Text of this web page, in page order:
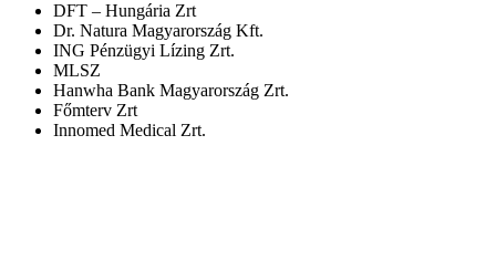
DFT – Hungária Zrt
Dr. Natura Magyarország Kft.
ING Pénzügyi Lízing Zrt.
MLSZ
Hanwha Bank Magyarország Zrt.
Főmterv Zrt
Innomed Medical Zrt.